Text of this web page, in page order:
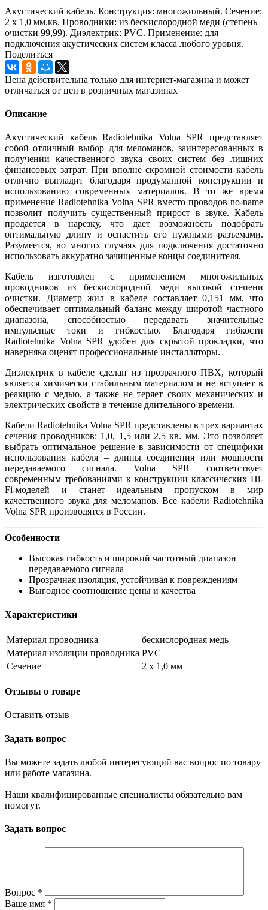
Акустический кабель. Конструкция: многожильный. Сечение:
2 x 1,0 мм.кв. Проводники: из бескислородной меди (степень
очистки 99,99). Диэлектрик: PVC. Применение: для
подключения акустических систем класса любого уровня.
Поделиться
Цена действительна только для интернет-магазина и может
отличаться от цен в розничных магазинах
Описание
Акустический кабель Radiotehnika Volna SPR представляет
собой отличный выбор для меломанов, заинтересованных в
получении качественного звука своих систем без лишних
финансовых затрат. При вполне скромной стоимости кабель
отлично выгладит благодаря продуманной конструкции и
использованию современных материалов. В то же время
применение Radiotehnika Volna SPR вместо проводов no-name
позволит получить существенный прирост в звуке. Кабель
продается в нарезку, что дает возможность подобрать
оптимальную длину и оснастить его нужными разъемами.
Разумеется, во многих случаях для подключения достаточно
использовать аккуратно зачищенные концы соединителя.
Кабель изготовлен с применением многожильных
проводников из бескислородной меди высокой степени
очистки. Диаметр жил в кабеле составляет 0,151 мм, что
обеспечивает оптимальный баланс между широтой частного
диапазона, способностью передавать значительные
импульсные токи и гибкостью. Благодаря гибкости
Radiotehnika Volna SPR удобен для скрытой прокладки, что
наверняка оценят профессиональные инсталляторы.
Диэлектрик в кабеле сделан из прозрачного ПВХ, который
является химически стабильным материалом и не вступает в
реакцию с медью, а также не теряет своих механических и
электрических свойств в течение длительного времени.
Кабели Radiotehnika Volna SPR представлены в трех вариантах
сечения проводников: 1,0, 1,5 или 2,5 кв. мм. Это позволяет
выбрать оптимальное решение в зависимости от специфики
использования кабеля – длины соединения или мощности
передаваемого сигнала. Volna SPR соответствует
современным требованиями к конструкции классических Hi-
Fi-моделей и станет идеальным пропуском в мир
качественного звука для меломанов. Все кабели Radiotehnika
Volna SPR производятся в России.
Особенности
Высокая гибкость и широкий частотный диапазон
передаваемого сигнала
Прозрачная изоляция, устойчивая к повреждениям
Выгодное соотношение цены и качества
Характеристики
Материал проводника
бескислородная медь
Материал изоляции проводника PVC
Сечение
2 х 1,0 мм
Отзывы о товаре
Оставить отзыв
Задать вопрос
Вы можете задать любой интересующий вас вопрос по товару
или работе магазина.
Наши квалифицированные специалисты обязательно вам
помогут.
Задать вопрос
Вопрос *
Ваше имя *